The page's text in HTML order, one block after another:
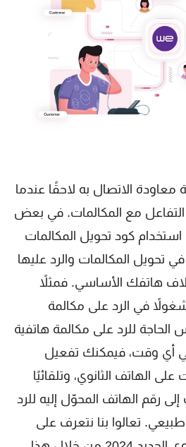
الاتصال به لاحقًا عندما
مع المكالمات. في بعض
استخدام كود تحويل المكالمات
في تحويل المكالمات والرد عليها
هاتفك الأساسي. فمثلاً
في الرد على مكالمة
للرد على مكالمة هاتفية
أي وقت، فيمكنك تفعيل
الهاتف الثانوي، وتلقائيًا
رقم الهاتف المحوّل إليه للرد
تعالوا بنا نتعرف على